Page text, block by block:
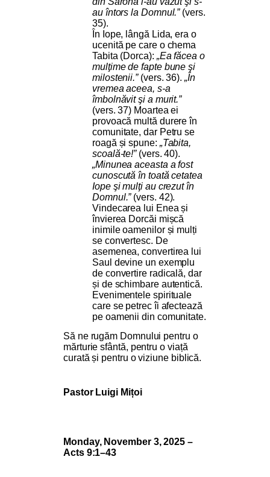
au întors la Domnul.”(vers.
35).
În Iope, lângă Lida, era o
ucenită pe care o chema
Tabita (Dorca): „Ea făcea o
mulţime de fapte bune şi
milostenii.”(vers. 36).„În
vremea aceea, s-a
îmbolnăvit şi a murit.”
(vers. 37) Moartea ei
provoacă multă durere în
comunitate, dar Petru se
roagă și spune: „Tabita,
scoală-te!”(vers. 40).
„Minunea aceasta a fost
cunoscută în toată cetatea
Iope şi mulţi au crezut în
Domnul.”(vers. 42).
Vindecarea lui Enea și
învierea Dorcăi mișcă
inimile oamenilor și mulți
se convertesc. De
asemenea, convertirea lui
Saul devine un exemplu
de convertire radicală, dar
și de schimbare autentică.
Evenimentele spirituale
care se petrec îi afectează
pe oamenii din comunitate.
Să ne rugăm Domnului pentru o
mărturie sfântă, pentru o viață
curată și pentru o viziune biblică.
Pastor Luigi Mițoi
Monday, November 3, 2025 –
Acts 9:1–43